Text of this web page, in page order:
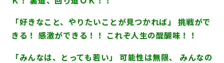
「好きなこと、やりたいことが見つかれば」 挑戦がで
きる！ 感激ができる！！ これぞ人生の醍醐味！！
「みんなは、とっても若い」 可能性は無限、 みんなの